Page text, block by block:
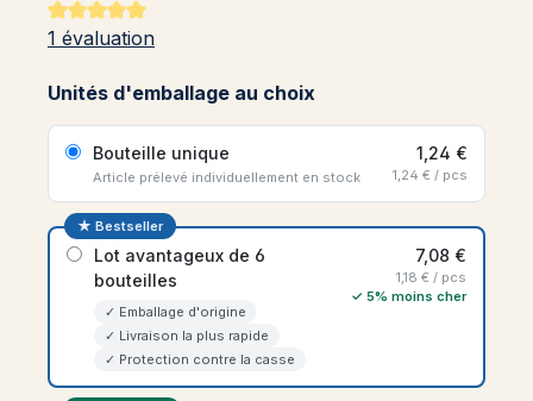
Note moyenne de 5 sur 5 étoiles
1 évaluation
Unités d'emballage au choix
Bouteille unique
Article prélevé individuellement en stock
1,24 €
1,24 € / pcs
★ Bestseller
Lot avantageux de 6
bouteilles
✓ Emballage d'origine
✓ Livraison la plus rapide
✓ Protection contre la casse
7,08 €
1,18 € / pcs
✓ 5% moins cher